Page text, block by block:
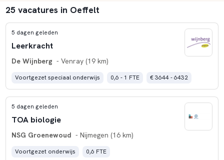
25 vacatures in Oeffelt
5 dagen geleden
Leerkracht
De Wijnberg - Venray (19 km)
Voortgezet speciaal onderwijs 0,6 - 1 FTE € 3644 - 6432
5 dagen geleden
TOA biologie
NSG Groenewoud - Nijmegen (16 km)
Voortgezet onderwijs 0,6 FTE